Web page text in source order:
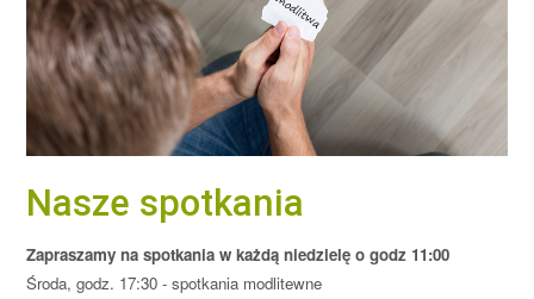
Nasze spotkania
Zapraszamy na spotkania w każdą niedzielę o godz 11:00
Środa, godz. 17:30 - spotkania modlitewne